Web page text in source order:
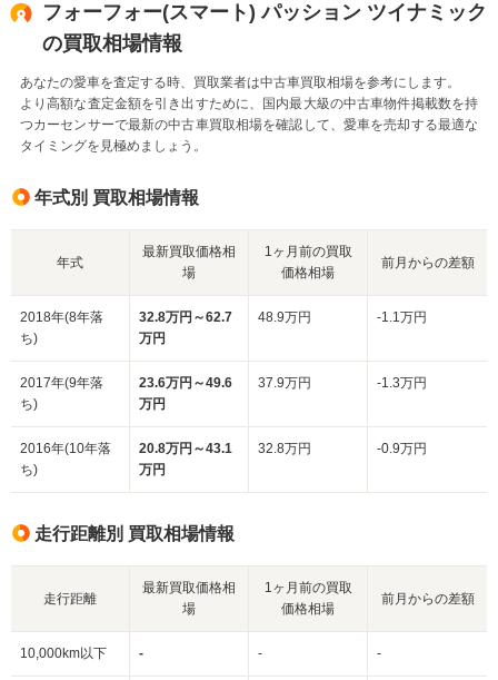
フォーフォー(スマート) パッション ツイナミック
の買取相場情報
あなたの愛車を査定する時、買取業者は中古車買取相場を参考にします。
より高額な査定金額を引き出すために、国内最大級の中古車物件掲載数を持
つカーセンサーで最新の中古車買取相場を確認して、愛車を売却する最適な
タイミングを見極めましょう。
年式別 買取相場情報
年式
最新買取価格相
場
1ヶ月前の買取
価格相場
前月からの差額
2018年(8年落
ち)
32.8万円～62.7
万円
48.9万円 -1.1万円
2017年(9年落
ち)
23.6万円～49.6
万円
37.9万円 -1.3万円
2016年(10年落
ち)
20.8万円～43.1
万円
32.8万円 -0.9万円
走行距離別 買取相場情報
走行距離
最新買取価格相
場
1ヶ月前の買取
価格相場
前月からの差額
10,000km以下 - - -